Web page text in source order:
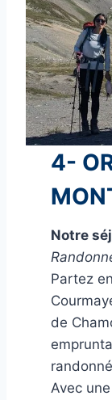
4-
Notre
Partez
de
Avec